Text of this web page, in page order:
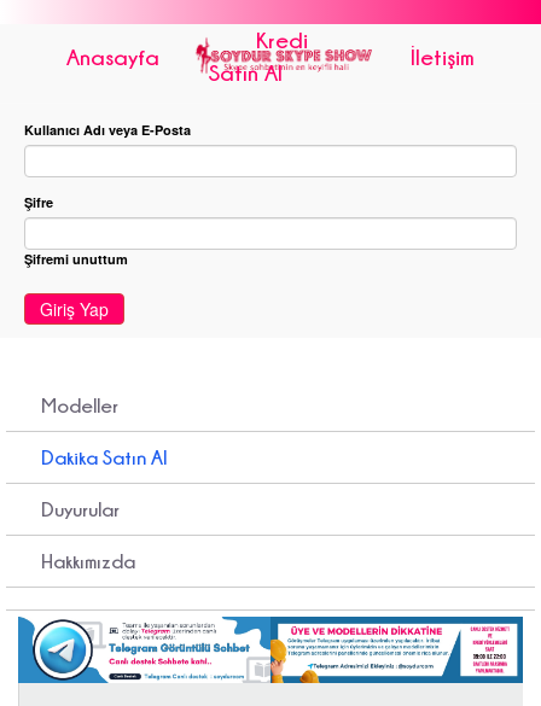
Anasayfa
Kredi
Satın Al
İletişim
Kullanıcı Adı veya E-Posta
Şifre
Şifremi unuttum
Giriş Yap
Modeller
Dakika Satın Al
Duyurular
Hakkımızda